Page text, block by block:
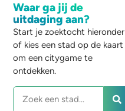
Waar ga jij de
uitdaging aan?
Start je zoektocht hieronder
of kies een stad op de kaart
om een citygame te
ontdekken.